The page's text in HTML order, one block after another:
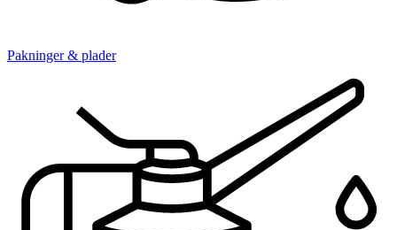
Pakninger & plader